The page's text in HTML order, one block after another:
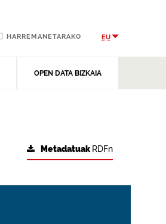
OPEN DATA BIZKAIA
HARREMANETARAKO EU
Metadatuak RDFn